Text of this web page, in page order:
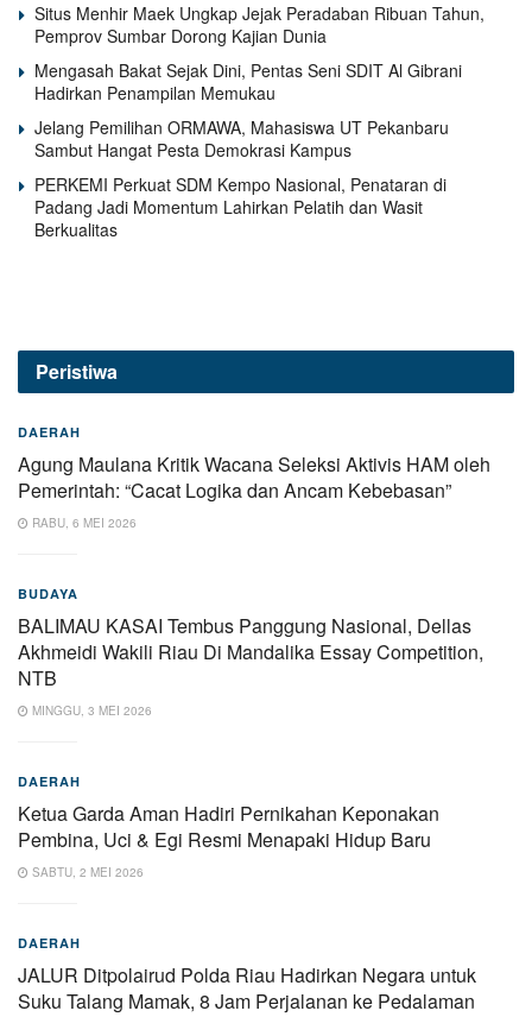
Situs Menhir Maek Ungkap Jejak Peradaban Ribuan Tahun,
Pemprov Sumbar Dorong Kajian Dunia
Mengasah Bakat Sejak Dini, Pentas Seni SDIT Al Gibrani
Hadirkan Penampilan Memukau
Jelang Pemilihan ORMAWA, Mahasiswa UT Pekanbaru
Sambut Hangat Pesta Demokrasi Kampus
PERKEMI Perkuat SDM Kempo Nasional, Penataran di
Padang Jadi Momentum Lahirkan Pelatih dan Wasit
Berkualitas
Peristiwa
DAERAH
Agung Maulana Kritik Wacana Seleksi Aktivis HAM oleh
Pemerintah: “Cacat Logika dan Ancam Kebebasan”
RABU, 6 MEI 2026
BUDAYA
BALIMAU KASAI Tembus Panggung Nasional, Dellas
Akhmeidi Wakili Riau Di Mandalika Essay Competition,
NTB
MINGGU, 3 MEI 2026
DAERAH
Ketua Garda Aman Hadiri Pernikahan Keponakan
Pembina, Uci & Egi Resmi Menapaki Hidup Baru
SABTU, 2 MEI 2026
DAERAH
JALUR Ditpolairud Polda Riau Hadirkan Negara untuk
Suku Talang Mamak, 8 Jam Perjalanan ke Pedalaman